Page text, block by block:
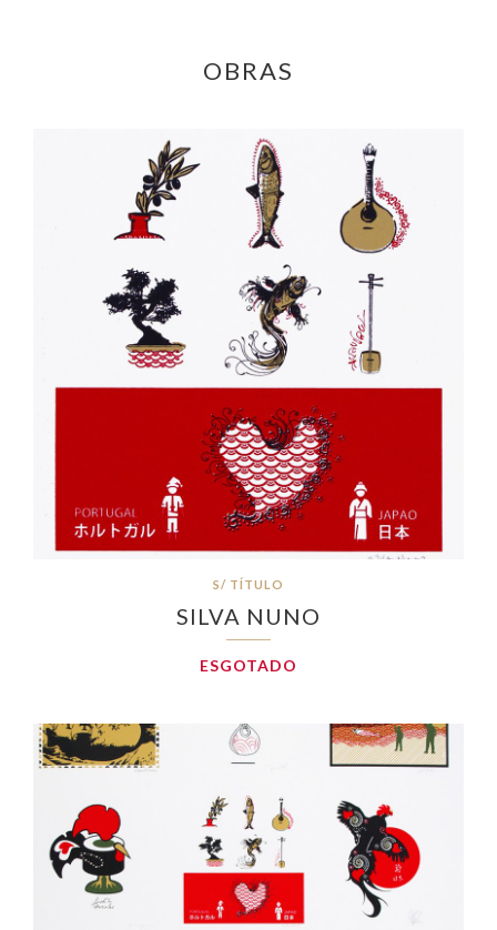
OBRAS
S/ TÍTULO
SILVA NUNO
ESGOTADO